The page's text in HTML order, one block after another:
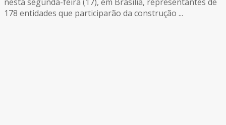
178 entidades que participarão da construção ...